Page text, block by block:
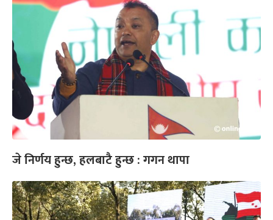
जे निर्णय हुन्छ, हलबाटै हुन्छ : गगन थापा